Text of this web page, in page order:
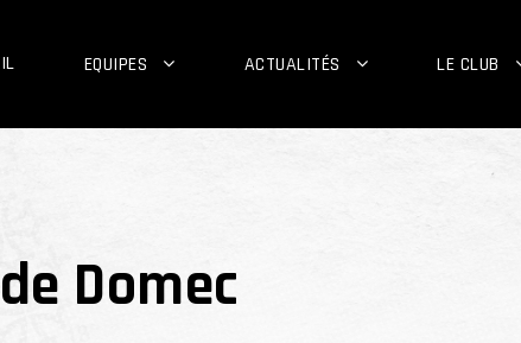
EQUIPES ACTUALITÉS LE CLUB
Domec